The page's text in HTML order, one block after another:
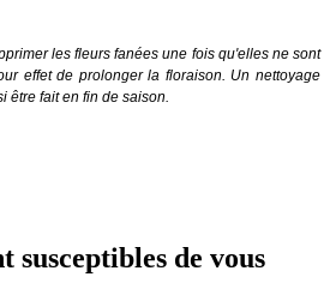
les fleurs fanées une fois qu'elles ne sont
effet de prolonger la floraison. Un nettoyage
être fait en fin de saison.
susceptibles de vous